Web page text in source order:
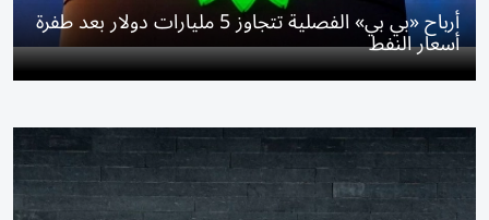
أرباح «بي بي» الفصلية تتجاوز 5 مليارات دولار بعد طفرة
أسعار النفط